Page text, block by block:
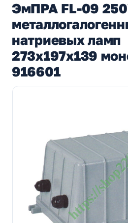
ЭмПРА FL-09
натриевых ламп
273x197x139
916601